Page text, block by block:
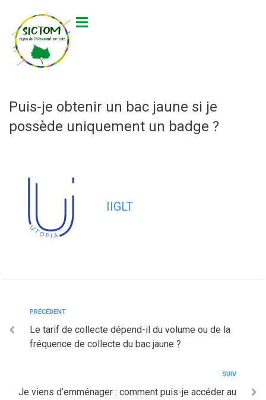
Puis-je obtenir un bac jaune si je
possède uniquement un badge ?
IIGLT
PRÉCÉDENT
Le tarif de collecte dépend-il du volume ou de la
fréquence de collecte du bac jaune ?
SUIV
Je viens d’emménager : comment puis-je accéder au